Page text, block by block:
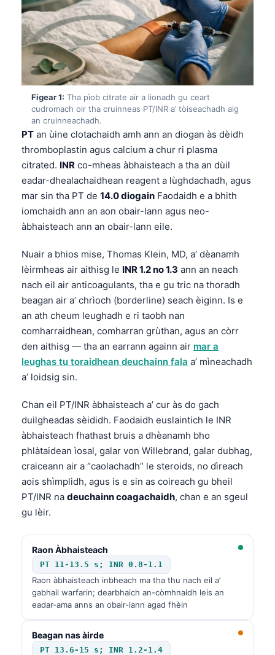
Figear 1: Tha pìob citrate air a lìonadh gu ceart
cudromach oir tha cruinneas PT/INR a’ tòiseachadh aig
an cruinneachadh.
PT an ùine clotachaidh amh ann an diogan às dèidh
thromboplastin agus calcium a chur ri plasma
citrated. INR co-mheas àbhaisteach a tha an dùil
eadar-dhealachaidhean reagent a lùghdachadh, agus
mar sin tha PT de 14.0 diogain Faodaidh e a bhith
iomchaidh ann an aon obair-lann agus neo-
àbhaisteach ann an obair-lann eile.
Nuair a bhios mise, Thomas Klein, MD, a’ dèanamh
lèirmheas air aithisg le INR 1.2 no 1.3 ann an neach
nach eil air anticoagulants, tha e gu tric na thoradh
beagan air a’ chrìoch (borderline) seach èiginn. Is e
an ath cheum leughadh e ri taobh nan
comharraidhean, comharran grùthan, agus an còrr
den aithisg — tha an earrann againn air mar a
leughas tu toraidhean deuchainn fala a’ mìneachadh
a’ loidsig sin.
Chan eil PT/INR àbhaisteach a’ cur às do gach
duilgheadas sèididh. Faodaidh euslaintich le INR
àbhaisteach fhathast bruis a dhèanamh bho
phlàtaidean ìosal, galar von Willebrand, galar dubhag,
craiceann air a “caolachadh” le steroids, no dìreach
aois shìmplidh, agus is e sin as coireach gu bheil
PT/INR na deuchainn coagachaidh, chan e an sgeul
gu lèir.
Raon Àbhaisteach
PT 11-13.5 s; INR 0.8-1.1
Raon àbhaisteach inbheach ma tha thu nach eil a’
gabhail warfarin; dearbhaich an-còmhnaidh leis an
eadar-ama anns an obair-lann agad fhèin
Beagan nas àirde
PT 13.6-15 s; INR 1.2-1.4